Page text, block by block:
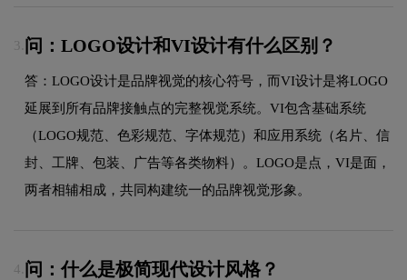
3. 问：LOGO设计和VI设计有什么区别？
答：LOGO设计是品牌视觉的核心符号，而VI设计是将LOGO
延展到所有品牌接触点的完整视觉系统。VI包含基础系统
（LOGO规范、色彩规范、字体规范）和应用系统（名片、信
封、工牌、包装、广告等各类物料）。LOGO是点，VI是面，
两者相辅相成，共同构建统一的品牌视觉形象。
4. 问：什么是极简现代设计风格？